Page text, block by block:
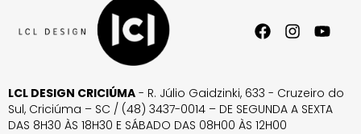
LCL DESIGN CRICIÚMA - R. Júlio Gaidzinki, 633 - Cruzeiro do
Sul, Criciúma – SC / (48) 3437-0014 – DE SEGUNDA A SEXTA
DAS 8H30 ÀS 18H30 E SÁBADO DAS 08H00 ÀS 12H00